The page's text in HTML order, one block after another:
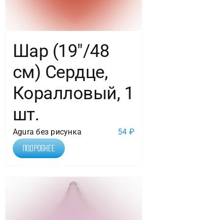
Шар (19″/48
см) Сердце,
Коралловый, 1
шт.
Agura без рисунка 54 ₽
Подробнее